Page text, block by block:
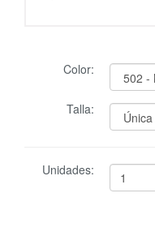
Color:
Talla:
Unidades: